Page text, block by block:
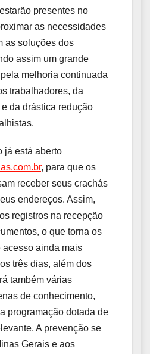
presentes no
as necessidades
as soluções dos
assim um grande
melhoria continuada
trabalhadores, da
da drástica redução
já está aberto
, para que os
receber seus crachás
endereços. Assim,
registros na recepção
o que torna os
acesso ainda mais
três dias, além dos
também várias
de conhecimento,
programação dotada de
A prevenção se
Gerais e aos